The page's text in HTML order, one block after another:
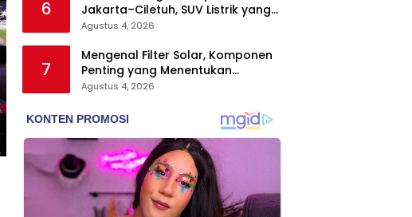
6
Jakarta–Ciletuh, SUV Listrik yang
Nyaman dan Fun to Drive
Agustus 4, 2026
7
Mengenal Filter Solar, Komponen
Penting yang Menentukan
Keawetan Mesin Diesel
Agustus 4, 2026